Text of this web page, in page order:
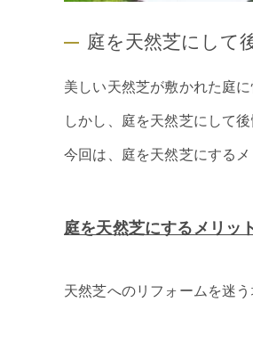
庭を天然芝にして
美しい天然芝が敷かれた庭
しかし、庭を天然芝にして
今回は、庭を天然芝にする
庭を天然芝にするメリッ
天然芝へのリフォームを迷